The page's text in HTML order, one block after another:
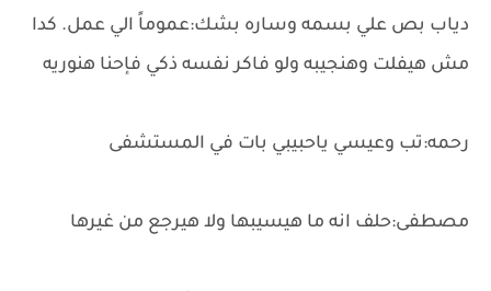
دياب بص علي بسمه وساره بشك:عموماً الي عمل. كدا
مش هيفلت وهنجيبه ولو فاكر نفسه ذكي فإحنا هنوريه
رحمه:تب وعيسي ياحبيبي بات في المستشفى
مصطفى:حلف انه ما هيسيبها ولا هيرجع من غيرها